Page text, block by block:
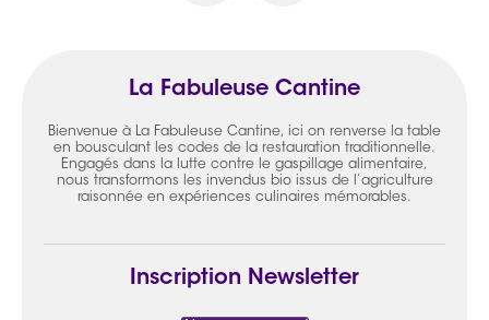
La Fabuleuse Cantine
Bienvenue à La Fabuleuse Cantine, ici on renverse la table
en bousculant les codes de la restauration traditionnelle.
Engagés dans la lutte contre le gaspillage alimentaire,
nous transformons les invendus bio issus de l’agriculture
raisonnée en expériences culinaires mémorables.
Inscription Newsletter